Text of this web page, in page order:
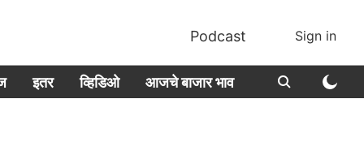
Podcast Sign in
इतर व्हिडिओ आजचे बाजार भाव